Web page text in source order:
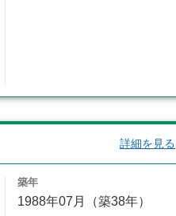
詳細を見る
築年
1988年07月（築38年）